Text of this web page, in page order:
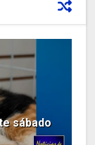
sábado